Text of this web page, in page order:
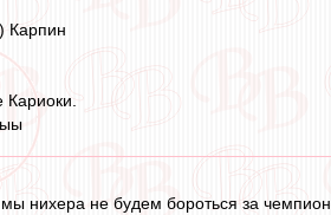
Карпин
нихера не будем бороться за